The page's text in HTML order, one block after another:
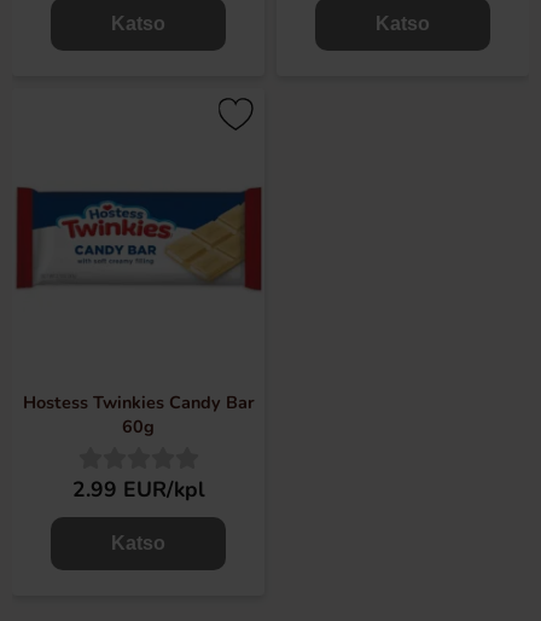
Katso Katso
Hostess Twinkies Candy Bar
60g
2.99 EUR/kpl
Katso